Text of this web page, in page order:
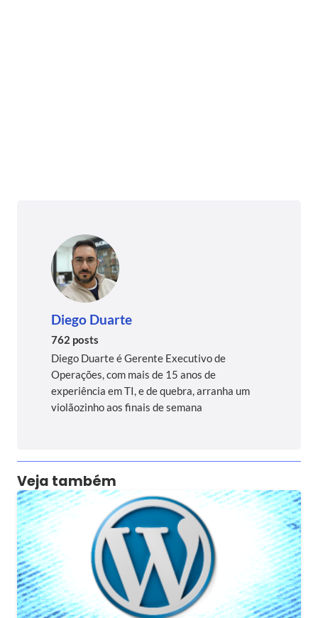
Diego Duarte
762 posts
Diego Duarte é Gerente Executivo de
Operações, com mais de 15 anos de
experiência em TI, e de quebra, arranha um
violãozinho aos finais de semana
Veja também